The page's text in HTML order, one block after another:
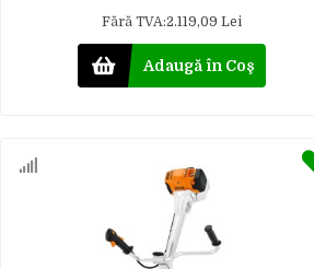
Fără TVA:2.119,09 Lei
Adaugă în Coş